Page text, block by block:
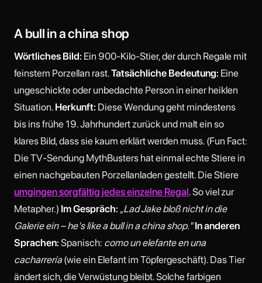
A bull in a china shop
Wörtliches Bild: Ein 900-Kilo-Stier, der durch Regale mit
feinstem Porzellan rast.Tatsächliche Bedeutung: Eine
ungeschickte oder unbedachte Person in einer heiklen
Situation. Herkunft: Diese Wendung geht mindestens
bis ins frühe 19. Jahrhundert zurück und malt ein so
klares Bild, dass sie kaum erklärt werden muss. (Fun Fact:
Die TV-Sendung MythBusters hat einmal echte Stiere in
einen nachgebauten Porzellanladen gestellt. Die Stiere
umgingen sorgfältig jedes einzelne Regal. So viel zur
Metapher.) Im Gespräch: „Lad Jake bloß nicht in die
Galerie ein – he's like a bull in a china shop." In anderen
Sprachen: Spanisch: como un elefante en una
cacharrería(wie ein Elefant im Töpfergeschäft). Das Tier
ändert sich, die Verwüstung bleibt. Solche farbigen